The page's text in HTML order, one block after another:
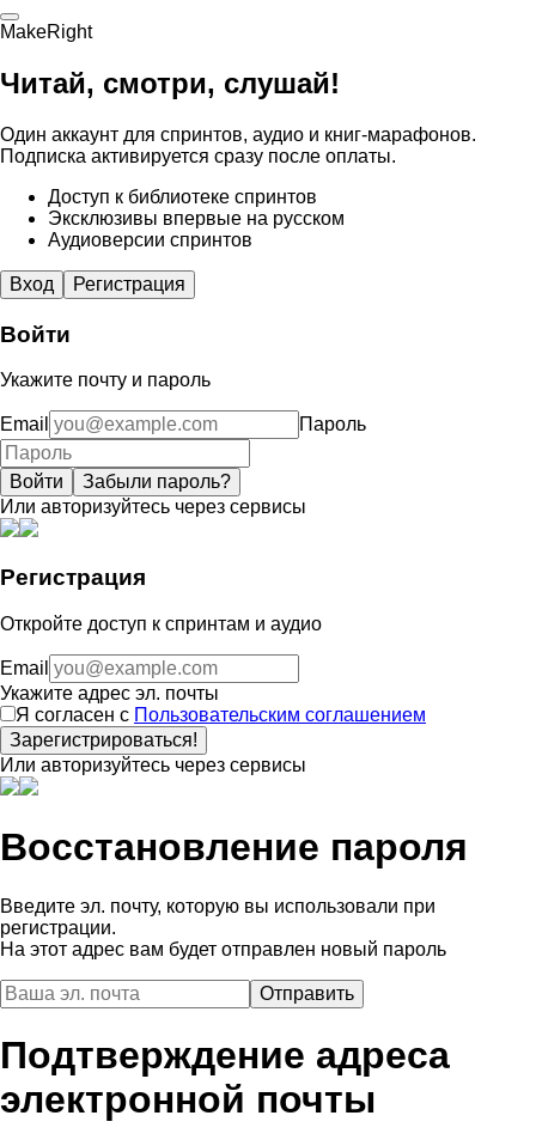
MakeRight
Читай, смотри, слушай!
Один аккаунт для спринтов, аудио и книг-марафонов.
Подписка активируется сразу после оплаты.
Доступ к библиотеке спринтов
Эксклюзивы впервые на русском
Аудиоверсии спринтов
Вход Регистрация
Войти
Укажите почту и пароль
Email Пароль
Войти
Забыли пароль?
Или авторизуйтесь через сервисы
Регистрация
Откройте доступ к спринтам и аудио
Email
Укажите адрес эл. почты
Я согласен с Пользовательским соглашением
Зарегистрироваться!
Или авторизуйтесь через сервисы
Восстановление пароля
Введите эл. почту, которую вы использовали при
регистрации.
На этот адрес вам будет отправлен новый пароль
Подтверждение адреса
электронной почты